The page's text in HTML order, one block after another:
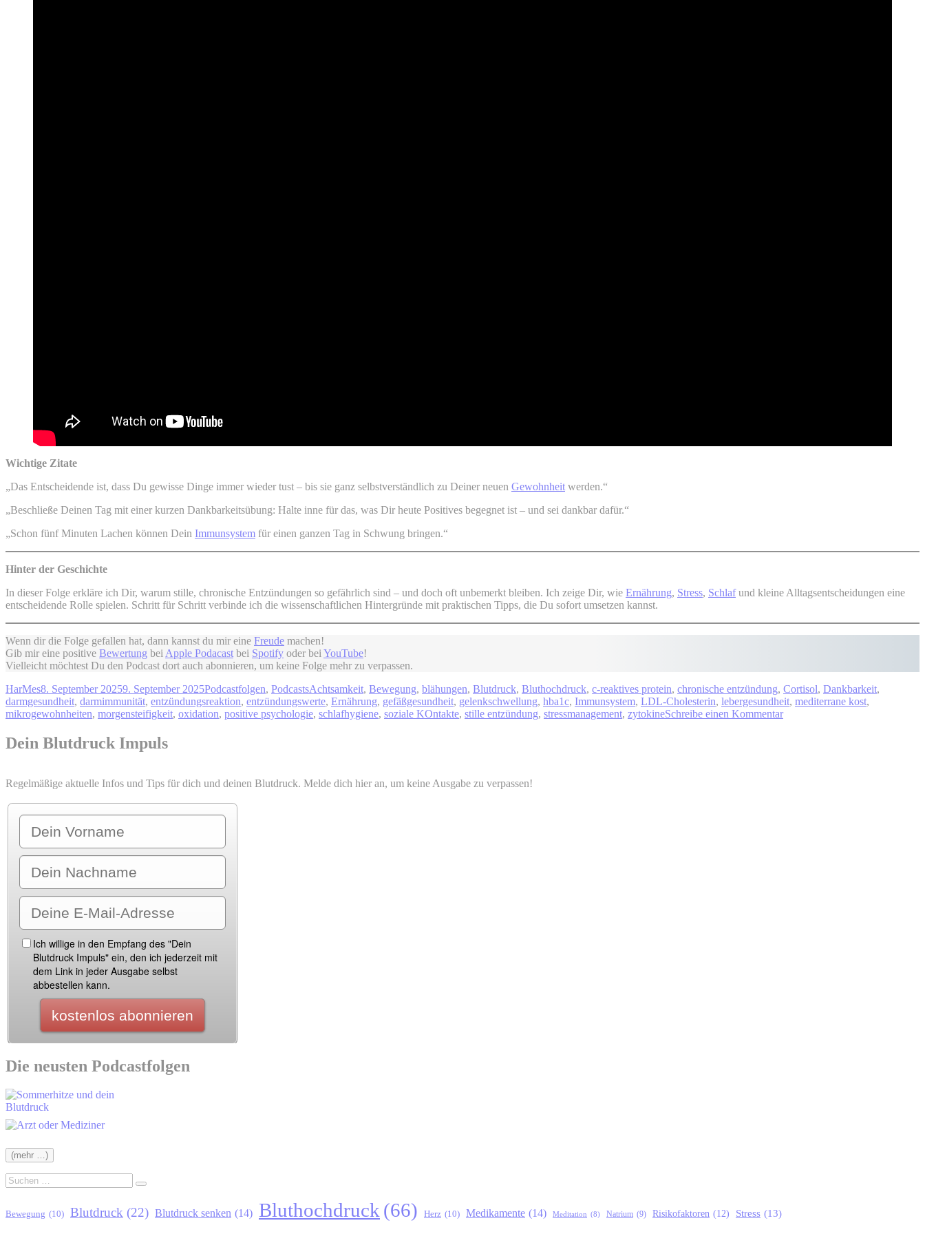
Wichtige Zitate
„Das Entscheidende ist, dass Du gewisse Dinge immer wieder tust – bis sie ganz selbstverständlich zu Deiner neuen Gewohnheit werden.“
„Beschließe Deinen Tag mit einer kurzen Dankbarkeitsübung: Halte inne für das, was Dir heute Positives begegnet ist – und sei dankbar dafür.“
„Schon fünf Minuten Lachen können Dein Immunsystem für einen ganzen Tag in Schwung bringen.“
Hinter der Geschichte
In dieser Folge erkläre ich Dir, warum stille, chronische Entzündungen so gefährlich sind – und doch oft unbemerkt bleiben. Ich zeige Dir, wie Ernährung, Stress, Schlafund kleine Alltagsentscheidungen eine
entscheidende Rolle spielen. Schritt für Schritt verbinde ich die wissenschaftlichen Hintergründe mit praktischen Tipps, die Du sofort umsetzen kannst.
Wenn dir die Folge gefallen hat, dann kannst du mir eine Freude machen!
Gib mir eine positive Bewertung bei Apple Podacast bei Spotify oder bei YouTube!
Vielleicht möchtest Du den Podcast dort auch abonnieren, um keine Folge mehr zu verpassen.
Autor
HarMesVeröffentlicht
am
8. September 20259. September 2025Kategorien
Podcastfolgen, PodcastsSchlagwörter
Achtsamkeit, Bewegung, blähungen, Blutdruck, Bluthochdruck, c-reaktives protein, chronische entzündung, Cortisol, Dankbarkeit,
darmgesundheit, darmimmunität, entzündungsreaktion, entzündungswerte, Ernährung, gefäßgesundheit, gelenkschwellung, hba1c, Immunsystem, LDL-Cholesterin, lebergesundheit, mediterrane kost,
mikrogewohnheiten, morgensteifigkeit, oxidation, positive psychologie, schlafhygiene, soziale KOntakte, stille entzündung, stressmanagement, zytokineSchreibe einen Kommentarzu
Dein Blutdruck Impuls
Regelmäßige aktuelle Infos und Tips für dich und deinen Blutdruck. Melde dich hier an, um keine Ausgabe zu verpassen!
Die neusten Podcastfolgen
Suchen
nach:
Suchen
Bewegung (10) Blutdruck (22) Blutdruck senken (14) Bluthochdruck(66) Herz (10) Medikamente (14) Meditation (8) Natrium (9) Risikofaktoren (12) Stress (13)